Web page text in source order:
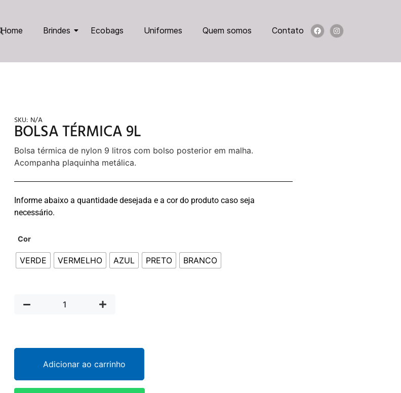
Home Brindes Ecobags Uniformes Quem somos Contato
SKU: N/A
BOLSA TÉRMICA 9L
Bolsa térmica de nylon 9 litros com bolso posterior em malha.
Acompanha plaquinha metálica.
Informe abaixo a quantidade desejada e a cor do produto caso seja
necessário.
Cor
VERDE VERMELHO AZUL PRETO BRANCO
Adicionar ao carrinho